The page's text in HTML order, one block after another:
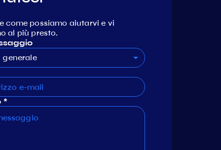
come possiamo aiutarvi e vi
al più presto.
generale
*